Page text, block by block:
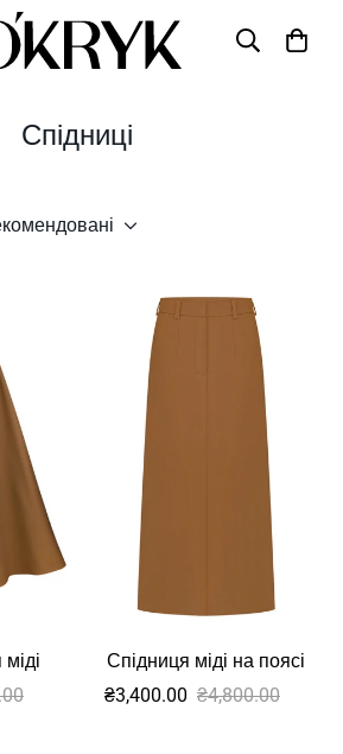
Спідниці
Спідниця міді на поясі
Sale
₴3,400.00
Звичайна ₴4,800.00